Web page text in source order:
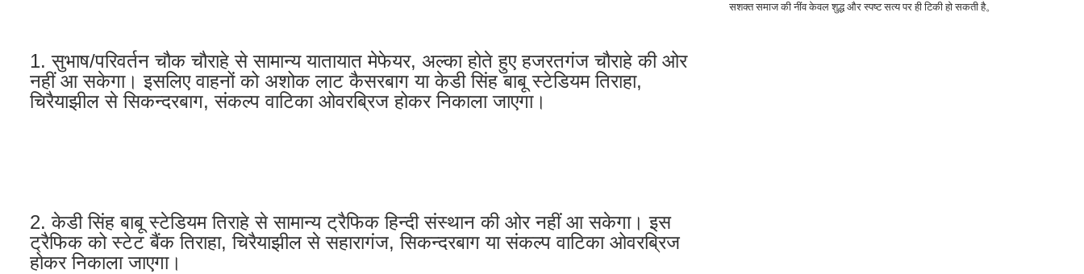
1. सुभाष/परिवर्तन चौक चौराहे से सामान्य यातायात मेफेयर, अल्का होते हुए हजरतगंज चौराहे की ओर
नहीं आ सकेगा। इसलिए वाहनों को अशोक लाट कैसरबाग या केडी सिंह बाबू स्टेडियम तिराहा,
चिरैयाझील से सिकन्दरबाग, संकल्प वाटिका ओवरब्रिज होकर निकाला जाएगा।
2. केडी सिंह बाबू स्टेडियम तिराहे से सामान्य ट्रैफिक हिन्दी संस्थान की ओर नहीं आ सकेगा। इस
ट्रैफिक को स्टेट बैंक तिराहा, चिरैयाझील से सहारागंज, सिकन्दरबाग या संकल्प वाटिका ओवरब्रिज
होकर निकाला जाएगा।
सशक्त समाज की नींव केवल शुद्ध और स्पष्ट सत्य पर ही टिकी हो सकती है。